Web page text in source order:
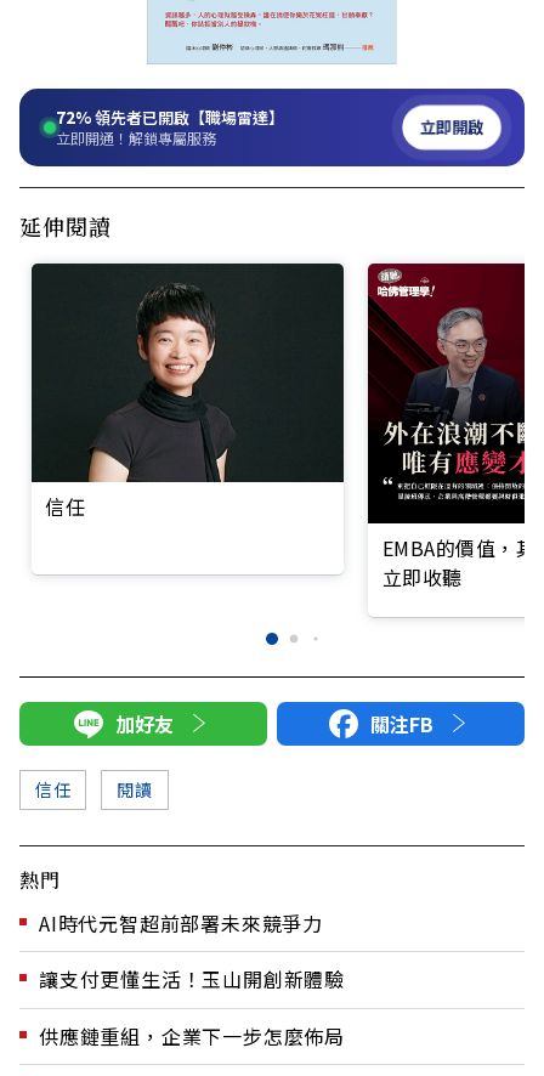
72%領先者已開啟【職場雷達】
立即開通！解鎖專屬服務 立即開啟
延伸閱讀
信任
EMBA的價值，
立即收聽
加好友 關注FB
信任 閱讀
熱門
AI時代元智超前部署未來競爭力
讓支付更懂生活！玉山開創新體驗
供應鏈重組，企業下一步怎麼佈局